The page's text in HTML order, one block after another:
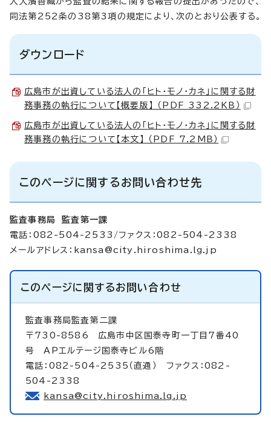
同法第252条の38第3項の規定により、次のとおり公表する。
ダウンロード
広島市が出資している法人の「ヒト・モノ・カネ」に関する財
務事務の執行について【概要版】 （PDF 332.2KB）
広島市が出資している法人の「ヒト・モノ・カネ」に関する財
務事務の執行について【本文】 （PDF 7.2MB）
このページに関するお問い合わせ先
監査事務局 監査第一課
電話：082-504-2533/ファクス：082-504-2338
メールアドレス： kansa@city.hiroshima.lg.jp
このページに関するお問い合わせ
監査事務局監査第二課
〒730-8586 広島市中区国泰寺町一丁目7番40
号 APエルテージ国泰寺ビル6階
電話：082-504-2535（直通） ファクス：082-
504-2338
kansa@city.hiroshima.lg.jp